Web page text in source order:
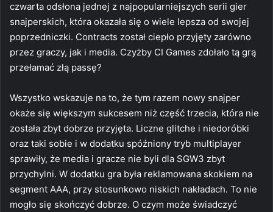
czwarta odsłona jednej z najpopularniejszych serii gier
snajperskich, która okazała się o wiele lepsza od swojej
poprzedniczki. Contracts został ciepło przyjęty zarówno
przez graczy, jak i media. Czyżby CI Games zdołało tą grą
przełamać złą passę?
Wszystko wskazuje na to, że tym razem nowy snajper
okaże się większym sukcesem niż część trzecia, która nie
została zbyt dobrze przyjęta. Liczne glitche i niedoróbki
oraz taki sobie i w dodatku spóźniony tryb multiplayer
sprawiły, że media i gracze nie byli dla SGW3 zbyt
przychylni. W dodatku gra była reklamowana skokiem na
segment AAA, przy stosunkowo niskich nakładach. To nie
mogło się skończyć dobrze. O czym może świadczyć